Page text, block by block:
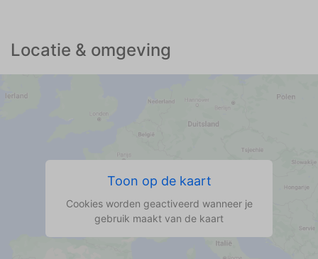
Locatie & omgeving
Toon op de kaart
Cookies worden geactiveerd wanneer je
gebruik maakt van de kaart